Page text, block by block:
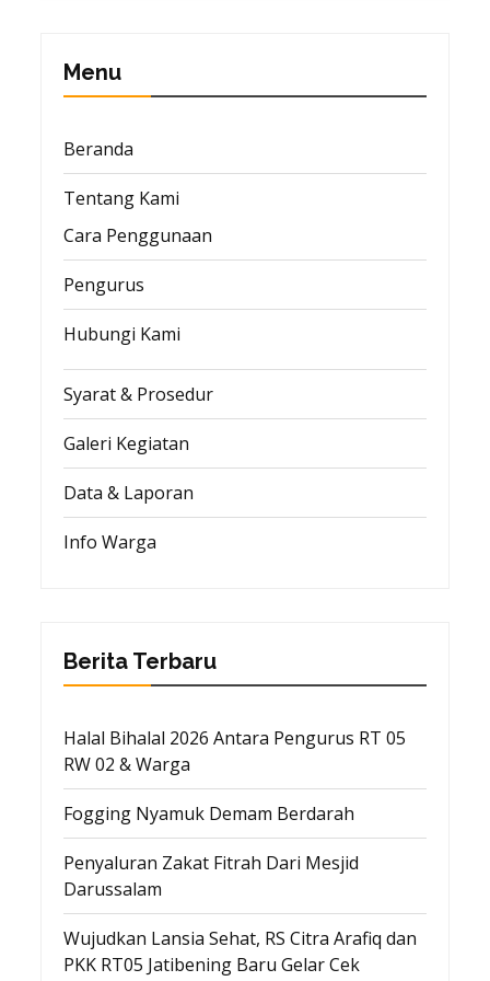
Menu
Beranda
Tentang Kami
Cara Penggunaan
Pengurus
Hubungi Kami
Syarat & Prosedur
Galeri Kegiatan
Data & Laporan
Info Warga
Berita Terbaru
Halal Bihalal 2026 Antara Pengurus RT 05
RW 02 & Warga
Fogging Nyamuk Demam Berdarah
Penyaluran Zakat Fitrah Dari Mesjid
Darussalam
Wujudkan Lansia Sehat, RS Citra Arafiq dan
PKK RT05 Jatibening Baru Gelar Cek